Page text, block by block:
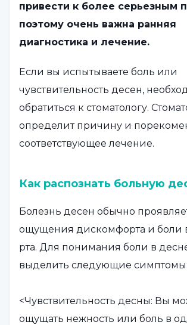
привести к более серьезным
поэтому очень важна ранняя
диагностика и лечение.
Если вы испытываете боль или
чувствительность десен,
обратиться к стоматологу.
определит причину и
соответствующее лечение.
Как распознать больную
Болезнь десен обычно
ощущения дискомфорта и боли
рта. Для понимания боли в
выделить следующие симптомы:
<Чувствительность десны: Вы
ощущать нежность или боль в